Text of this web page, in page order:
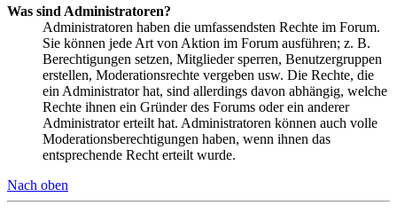
Was sind Administratoren?
Administratoren haben die umfassendsten Rechte im Forum.
Sie können jede Art von Aktion im Forum ausführen; z. B.
Berechtigungen setzen, Mitglieder sperren, Benutzergruppen
erstellen, Moderationsrechte vergeben usw. Die Rechte, die
ein Administrator hat, sind allerdings davon abhängig, welche
Rechte ihnen ein Gründer des Forums oder ein anderer
Administrator erteilt hat. Administratoren können auch volle
Moderationsberechtigungen haben, wenn ihnen das
entsprechende Recht erteilt wurde.
Nach oben